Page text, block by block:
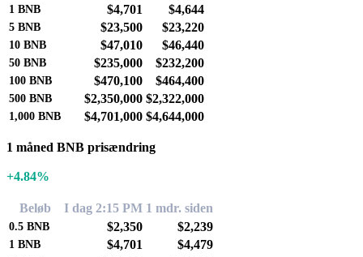
1 BNB $4,701 $4,644
5 BNB $23,500 $23,220
10 BNB $47,010 $46,440
50 BNB $235,000 $232,200
100 BNB $470,100 $464,400
500 BNB $2,350,000 $2,322,000
1,000 BNB $4,701,000 $4,644,000
1 måned BNB prisændring
+4.84%
Beløb I dag 2:15 PM 1 mdr. siden
0.5 BNB $2,350 $2,239
1 BNB $4,701 $4,479